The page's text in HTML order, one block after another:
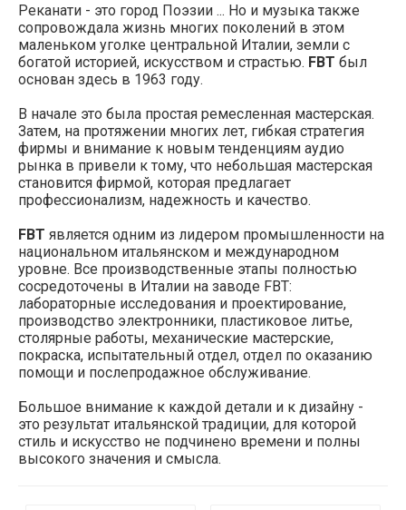
Реканати - это город Поэзии ... Но и музыка также
сопровождала жизнь многих поколений в этом
маленьком уголке центральной Италии, земли с
богатой историей, искусством и страстью. FBT был
основан здесь в 1963 году.
В начале это была простая ремесленная мастерская.
Затем, на протяжении многих лет, гибкая стратегия
фирмы и внимание к новым тенденциям аудио
рынка в привели к тому, что небольшая мастерская
становится фирмой, которая предлагает
профессионализм, надежность и качество.
FBT является одним из лидером промышленности на
национальном итальянском и международном
уровне. Все производственные этапы полностью
сосредоточены в Италии на заводе FBT:
лабораторные исследования и проектирование,
производство электронники, пластиковое литье,
столярные работы, механические мастерские,
покраска, испытательный отдел, отдел по оказанию
помощи и послепродажное обслуживание.
Большое внимание к каждой детали и к дизайну -
это результат итальянской традиции, для которой
стиль и искусство не подчинено времени и полны
высокого значения и смысла.